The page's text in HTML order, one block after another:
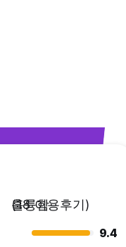
훌륭함
(18 이용후기)
9.4